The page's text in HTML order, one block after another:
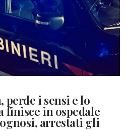
perde i sensi e lo
finisce in ospedale
arrestati gli